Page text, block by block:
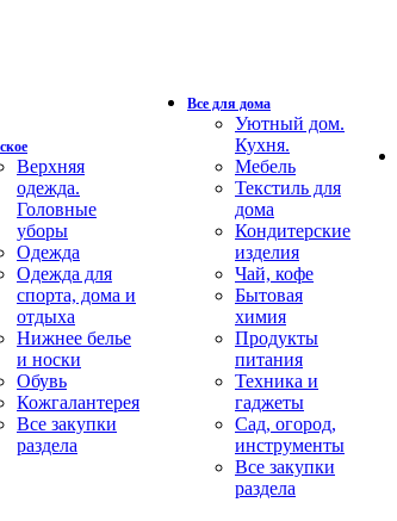
Верхняя
одежда.
Головные
уборы
Одежда
Одежда для
спорта, дома и
отдыха
Нижнее белье
и носки
Обувь
Кожгалантерея
Все закупки
раздела
Все для дома
Уютный дом.
Кухня.
Мебель
Текстиль для
дома
Кондитерские
изделия
Чай, кофе
Бытовая
химия
Продукты
питания
Техника и
гаджеты
Сад, огород,
инструменты
Все закупки
раздела